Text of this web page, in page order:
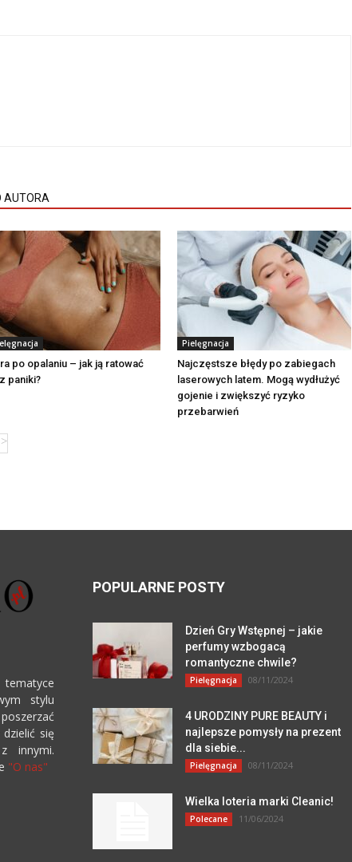
AUTORA
po opalaniu – jak ją ratować
paniki?
Pielęgnacja
Najczęstsze błędy po zabiegach
laserowych latem. Mogą wydłużyć
gojenie i zwiększyć ryzyko
przebarwień
stylu
się
innymi.
"O nas"
POPULARNE POSTY
Dzień Gry Wstępnej – jakie
perfumy wzbogacą
romantyczne chwile?
Pielęgnacja 08/11/2024
4 URODZINY PURE BEAUTY i
najlepsze pomysły na prezent
dla siebie...
Pielęgnacja 08/11/2024
Wielka loteria marki Cleanic!
Polecane 11/06/2024